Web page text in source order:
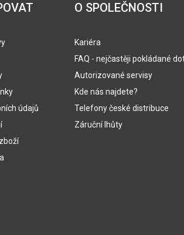
údajů
O SPOLEČNOSTI
Kariéra
FAQ - nejčastěji pokládané
Autorizované servisy
Kde nás najdete?
Telefony české distribuce
Záruční lhůty